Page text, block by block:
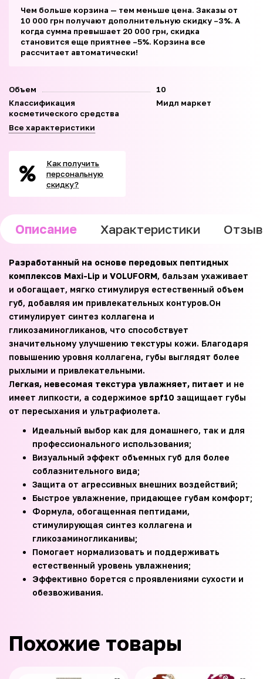
Чем больше корзина — тем меньше цена. Заказы от
10 000 грн получают дополнительную скидку –3%. А
когда сумма превышает 20 000 грн, скидка
становится еще приятнее –5%. Корзина все
рассчитает автоматически!
Объем
10
Классификация
косметического средства
Мидл маркет
Все характеристики
Как получить
персональную
скидку?
Описание Характеристики
Разработанный на основе передовых пептидных
комплексов Maxi-Lip и VOLUFORM, бальзам ухаживает
и обогащает, мягко стимулируя естественный объем
губ, добавляя им привлекательных контуров.Он
стимулирует синтез коллагена и
гликозаминогликанов, что способствует
значительному улучшению текстуры кожи. Благодаря
повышению уровня коллагена, губы выглядят более
рыхлыми и привлекательными.
Легкая, невесомая текстура увлажняет, питает и не
имеет липкости, а содержимое spf10 защищает губы
от пересыхания и ультрафиолета.
Идеальный выбор как для домашнего, так и для
профессионального использования;
Визуальный эффект объемных губ для более
соблазнительного вида;
Защита от агрессивных внешних воздействий;
Быстрое увлажнение, придающее губам комфорт;
Формула, обогащенная пептидами,
стимулирующая синтез коллагена и
гликозаминогликанивы;
Помогает нормализовать и поддерживать
естественный уровень увлажнения;
Эффективно борется с проявлениями сухости и
обезвоживания.
Похожие товары